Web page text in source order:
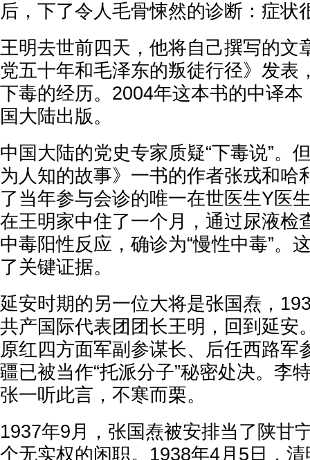
后，下了令人毛骨悚然的诊断：症状
王明去世前四天，他将自己撰写的文
党五十年和毛泽东的叛徒行径》发表
下毒的经历。2004年这本书的中译
国大陆出版。
中国大陆的党史专家质疑“下毒说”。
为人知的故事》一书的作者张戎和哈
了当年参与会诊的唯一在世医生Y医
在王明家中住了一个月，通过尿液检
中毒阳性反应，确诊为“慢性中毒”。
了关键证据。
延安时期的另一位大将是张国焘，
共产国际代表团团长王明，回到延安
原红四方面军副参谋长、后任西路军
疆已被当作“托派分子”秘密处决。李
张一听此言，不寒而栗。
1937年9月，张国焘被安排当了陕甘
个无实权的闲职。1938年4月5日，